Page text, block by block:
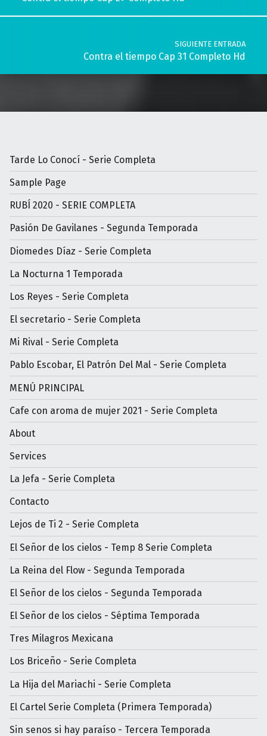
SIGUIENTE ENTRADA
Contra el tiempo Cap 31 Completo Hd
Tarde Lo Conocí - Serie Completa
Sample Page
RUBÍ 2020 - SERIE COMPLETA
Pasión De Gavilanes - Segunda Temporada
Diomedes Díaz - Serie Completa
La Nocturna 1 Temporada
Los Reyes - Serie Completa
El secretario - Serie Completa
Mi Rival - Serie Completa
Pablo Escobar, El Patrón Del Mal - Serie Completa
MENÚ PRINCIPAL
Cafe con aroma de mujer 2021 - Serie Completa
About
Services
La Jefa - Serie Completa
Contacto
Lejos de Ti 2 - Serie Completa
El Señor de los cielos - Temp 8 Serie Completa
La Reina del Flow - Segunda Temporada
El Señor de los cielos - Segunda Temporada
El Señor de los cielos - Séptima Temporada
Tres Milagros Mexicana
Los Briceño - Serie Completa
La Hija del Mariachi - Serie Completa
El Cartel Serie Completa (Primera Temporada)
Sin senos si hay paraíso - Tercera Temporada